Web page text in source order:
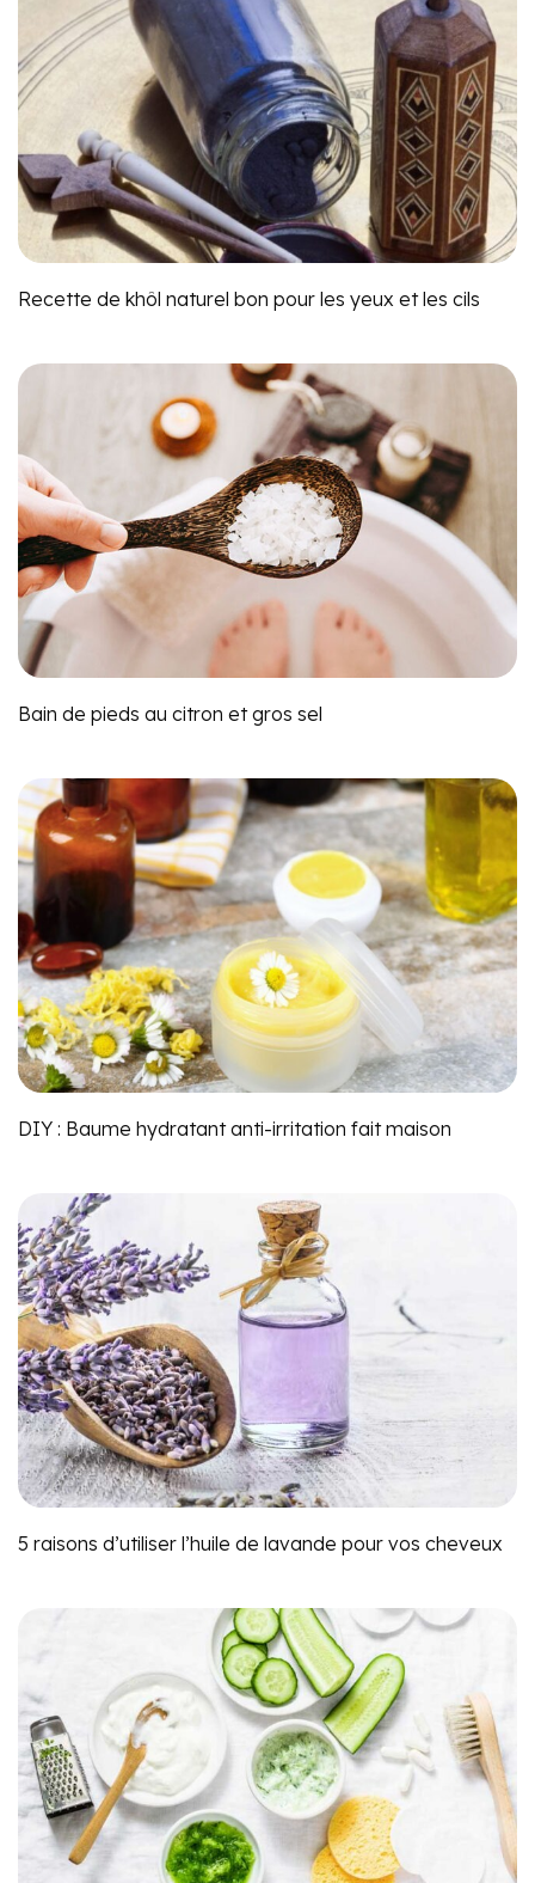
Recette de khôl naturel bon pour les yeux et les cils
Bain de pieds au citron et gros sel
DIY : Baume hydratant anti-irritation fait maison
5 raisons d’utiliser l’huile de lavande pour vos cheveux